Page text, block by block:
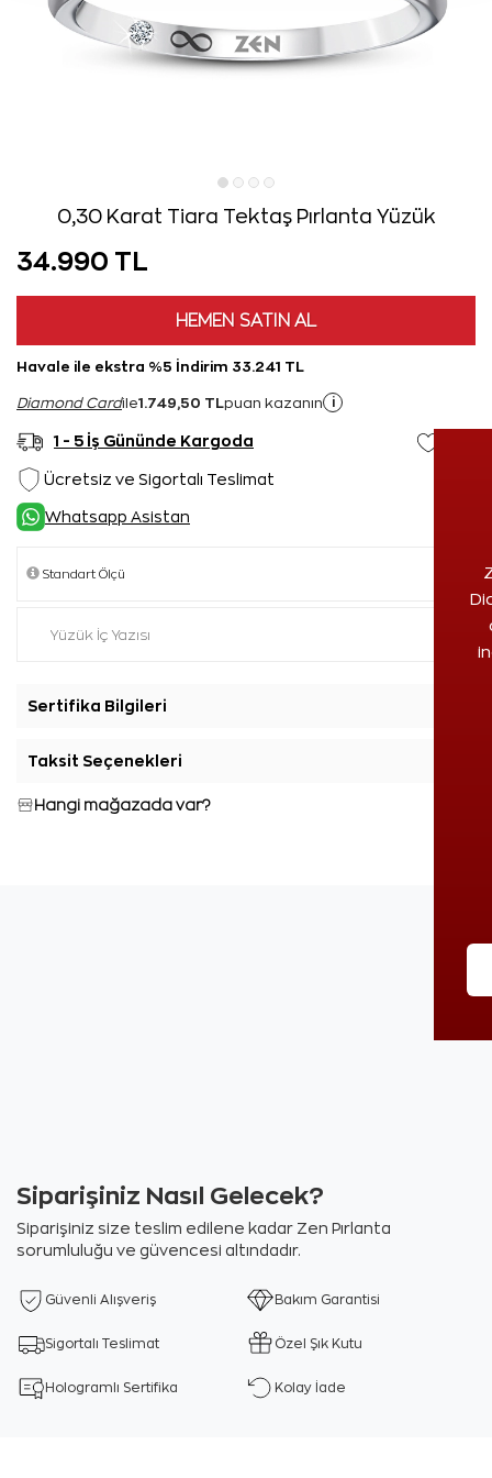
0,30 Karat Tiara Tektaş Pırlanta Yüzük
34.990 TL
HEMEN SATIN AL
Havale ile ekstra %5 İndirim 33.241 TL
Diamond Cardile1.749,50 TL puan kazanın i
1 - 5 İş Gününde Kargoda
Ücretsiz ve Sigortalı Teslimat
Whatsapp Asistan
Sertifika Bilgileri
Taksit Seçenekleri
Hangi mağazada var?
Siparişiniz Nasıl Gelecek?
Siparişiniz size teslim edilene kadar Zen Pırlanta
sorumluluğu ve güvencesi altındadır.
Güvenli Alışveriş Bakım Garantisi
Sigortalı Teslimat Özel Şık Kutu
Hologramlı Sertifika Kolay İade